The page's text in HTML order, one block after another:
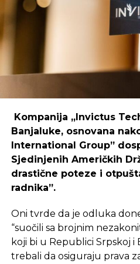
coworking prostori mogu
regijama koje nisu urbani
podršku i ulaganja koja
održivost ovakvih inicijativa.
Ulaganje u coworking
postati ključan korak
poslovne klime, privlačenju
nove projekte i lokalnu
Kompanija „Invictus
Banjaluke, osnovana
International Group”
Sjedinjenih Američkih
drastične poteze i
radnika”.
Oni tvrde da je odluka
“suočili sa brojnim
koji bi u Republici Srpskoj i
trebali da osiguraju prava